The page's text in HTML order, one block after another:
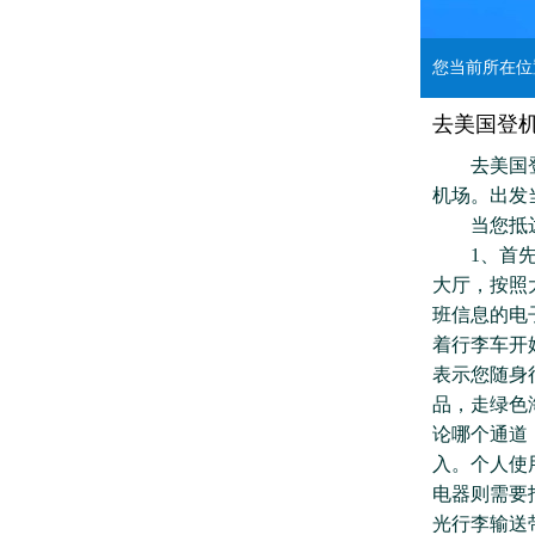
您当前所在
去美国登
去美国登
机场。出发
当您抵达
1、首先
大厅，按照
班信息的电
着行李车开
表示您随身
品，走绿色
论哪个通道
入。个人
电器则需要
光行李输送